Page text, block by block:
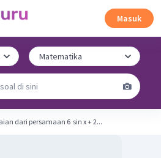
Masuk
dari persamaan 6 ​ sin x + 2...